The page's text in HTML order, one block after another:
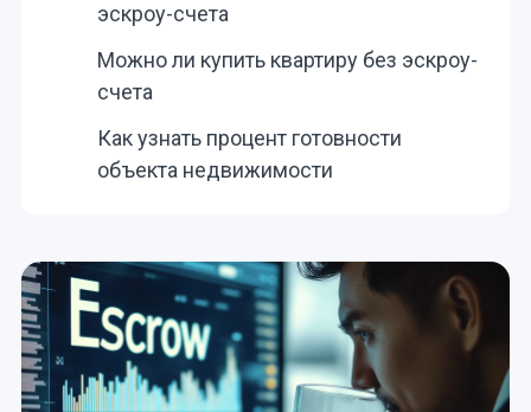
эскроу-счета
Можно ли купить квартиру без эскроу-
счета
Как узнать процент готовности
объекта недвижимости